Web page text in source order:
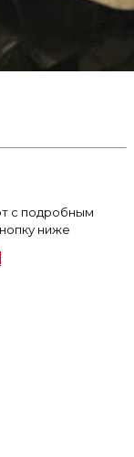
с подробным
ниже